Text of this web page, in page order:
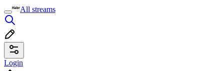
All streams
Login